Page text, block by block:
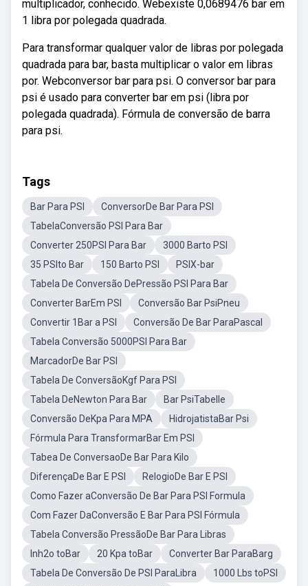
multiplicador, conhecido. Webexiste 0,0689476 bar em
1 libra por polegada quadrada.
Para transformar qualquer valor de libras por polegada
quadrada para bar, basta multiplicar o valor em libras
por. Webconversor bar para psi. O conversor bar para
psi é usado para converter bar em psi (libra por
polegada quadrada). Fórmula de conversão de barra
para psi.
Tags
Bar Para PSI
ConversorDe Bar Para PSI
TabelaConversão PSI Para Bar
Converter 250PSI Para Bar
3000 Barto PSI
35 PSIto Bar
150 Barto PSI
PSIX-bar
Tabela De Conversão DePressão PSI Para Bar
Converter BarEm PSI
Conversão Bar PsiPneu
Convertir 1Bar a PSI
Conversão De Bar ParaPascal
Tabela Conversão 5000PSI Para Bar
MarcadorDe Bar PSI
Tabela De ConversãoKgf Para PSI
Tabela DeNewton Para Bar
Bar PsiTabelle
Conversão DeKpa Para MPA
HidrojatistaBar Psi
Fórmula Para TransformarBar Em PSI
Tabea De ConversaoDe Bar Para Kilo
DiferençaDe Bar E PSI
RelogioDe Bar E PSI
Como Fazer aConversão De Bar Para PSI Formula
Com Fazer DaConversão E Bar Para PSI Fórmula
Tabela Conversão PressãoDe Bar Para Libras
Inh2o toBar
20 Kpa toBar
Converter Bar ParaBarg
Tabela De Conversão De PSI ParaLibra
1000 Lbs toPSI